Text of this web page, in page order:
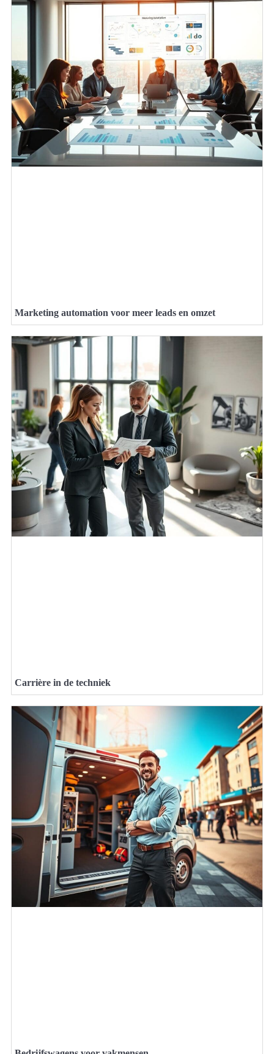
Marketing automation voor meer leads en omzet
Carrière in de techniek